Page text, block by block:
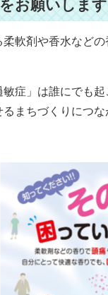
お願いしま
軟剤や香水など
敏症」は誰にでも
まちづくりにつな